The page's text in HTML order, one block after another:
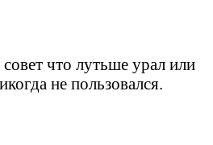
что лутьше урал или
не пользовался.